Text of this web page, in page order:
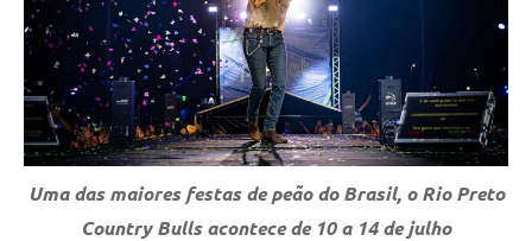
Uma das maiores festas de peão do Brasil, o Rio Preto
Country Bulls acontece de 10 a 14 de julho